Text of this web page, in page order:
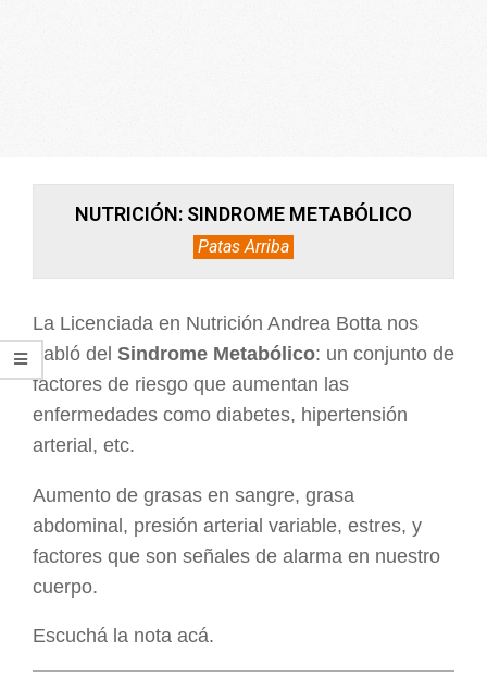
NUTRICIÓN: SINDROME METABÓLICO
Patas Arriba
La Licenciada en Nutrición Andrea Botta nos
habló del Sindrome Metabólico: un conjunto de
factores de riesgo que aumentan las
enfermedades como diabetes, hipertensión
arterial, etc.
Aumento de grasas en sangre, grasa
abdominal, presión arterial variable, estres, y
factores que son señales de alarma en nuestro
cuerpo.
Escuchá la nota acá.